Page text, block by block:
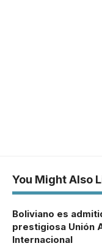
You Might Also
Boliviano es
prestigiosa Unión
Internacional